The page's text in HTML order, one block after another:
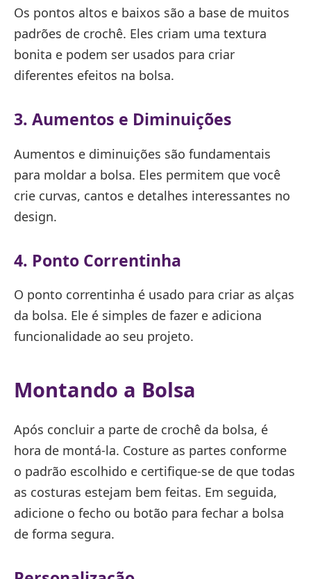
Os pontos altos e baixos são a base de muitos
padrões de crochê. Eles criam uma textura
bonita e podem ser usados para criar
diferentes efeitos na bolsa.
3. Aumentos e Diminuições
Aumentos e diminuições são fundamentais
para moldar a bolsa. Eles permitem que você
crie curvas, cantos e detalhes interessantes no
design.
4. Ponto Correntinha
O ponto correntinha é usado para criar as alças
da bolsa. Ele é simples de fazer e adiciona
funcionalidade ao seu projeto.
Montando a Bolsa
Após concluir a parte de crochê da bolsa, é
hora de montá-la. Costure as partes conforme
o padrão escolhido e certifique-se de que todas
as costuras estejam bem feitas. Em seguida,
adicione o fecho ou botão para fechar a bolsa
de forma segura.